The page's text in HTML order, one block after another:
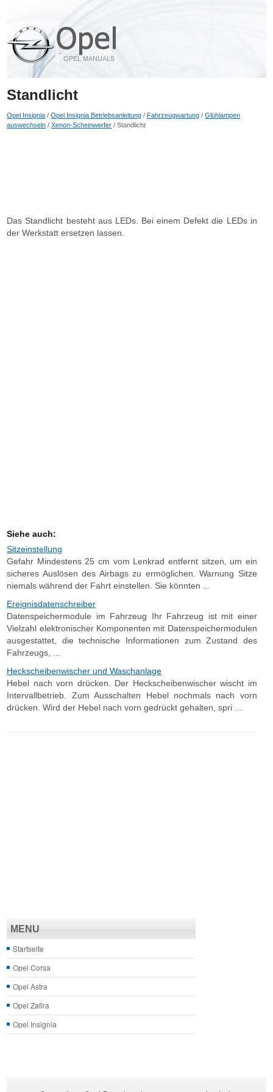
Standlicht
Opel Insignia /Opel Insignia Betriebsanleitung /Fahrzeugwartung /Glühlampen
auswechseln /Xenon-Scheinwerfer / Standlicht
Das Standlicht besteht aus LEDs. Bei einem Defekt die LEDs in
der Werkstatt ersetzen lassen.
Siehe auch:
Sitzeinstellung
Gefahr Mindestens 25 cm vom Lenkrad entfernt sitzen, um ein
sicheres Auslösen des Airbags zu ermöglichen. Warnung Sitze
niemals während der Fahrt einstellen. Sie könnten ...
Ereignisdatenschreiber
Datenspeichermodule im Fahrzeug Ihr Fahrzeug ist mit einer
Vielzahl elektronischer Komponenten mit Datenspeichermodulen
ausgestattet, die technische Informationen zum Zustand des
Fahrzeugs, ...
Heckscheibenwischer und Waschanlage
Hebel nach vorn drücken. Der Heckscheibenwischer wischt im
Intervallbetrieb. Zum Ausschalten Hebel nochmals nach vorn
drücken. Wird der Hebel nach vorn gedrückt gehalten, spri ...
MENU
Startseite
Opel Corsa
Opel Astra
Opel Zafira
Opel Insignia